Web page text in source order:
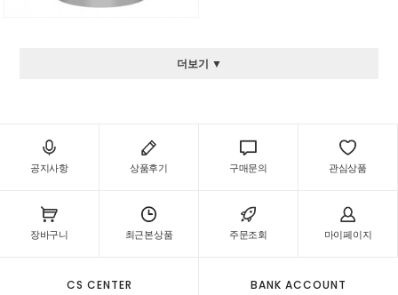
더보기 ▼
공지사항 상품후기 구매문의 관심상품
장바구니 최근본상품 주문조회 마이페이지
CS CENTER
BANK ACCOUNT